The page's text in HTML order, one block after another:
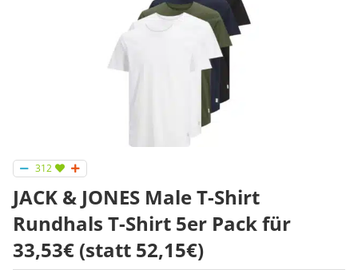
312
JACK & JONES Male T-Shirt
Rundhals T-Shirt 5er Pack für
33,53€ (statt 52,15€)